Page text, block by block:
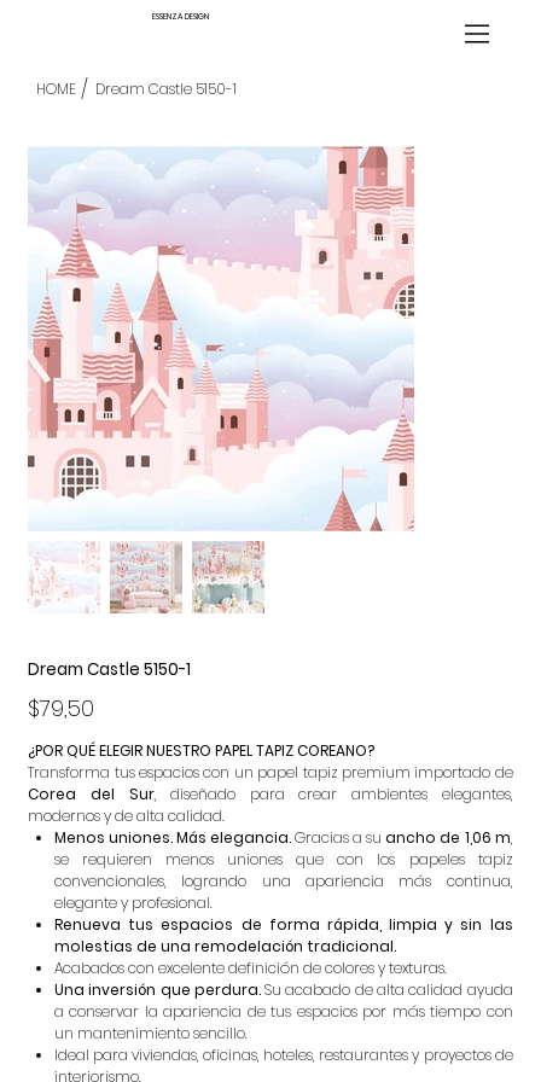
ESSENZA DESIGN
HOME / Dream Castle 5150-1
Dream Castle 5150-1
Precio
$79,50
¿POR QUÉ ELEGIR NUESTRO PAPEL TAPIZ COREANO?
Transforma tus espacios con un papel tapiz premium importado de
Corea del Sur, diseñado para crear ambientes elegantes,
modernos y de alta calidad.
Menos uniones. Más elegancia.Gracias a suancho de 1,06 m,
se requieren menos uniones que con los papeles tapiz
convencionales, logrando una apariencia más continua,
elegante y profesional.
Renueva tus espacios de forma rápida, limpia y sin las
molestias de una remodelación tradicional.
Acabados con excelente definición de colores y texturas.
Una inversión que perdura.Su acabado de alta calidad ayuda
a conservar la apariencia de tus espacios por más tiempo con
un mantenimiento sencillo.
Ideal para viviendas, oficinas, hoteles, restaurantes y proyectos de
interiorismo.